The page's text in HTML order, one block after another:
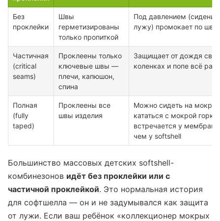
Без
проклейки
Швы
герметизированы
только пропиткой
Под давлением
лужу) промокает по
Частичная
(critical
seams)
Проклеены только
ключевые швы —
плечи, капюшон,
спина
Защищает от дождя
коленках и попе всё
Полная
(fully
taped)
Проклеены все
швы изделия
Можно сидеть на
кататься с мокрой
встречается у
чем у softshell
Большинство массовых детских softshell-
комбинезонов идёт без проклейки или с
частичной проклейкой. Это нормальная история
для софтшелла — он и не задумывался как защита
от лужи. Если ваш ребёнок «коллекционер мокрых